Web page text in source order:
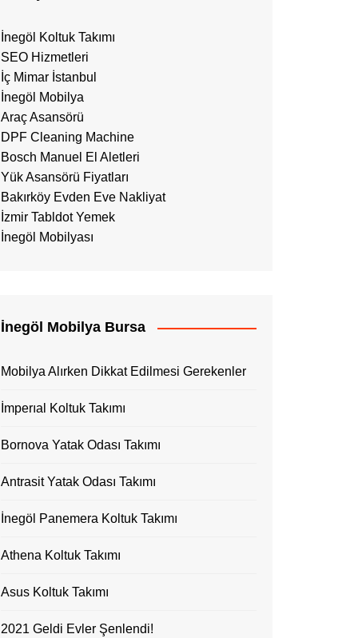
İnegöl Koltuk Takımı
SEO Hizmetleri
İç Mimar İstanbul
İnegöl Mobilya
Araç Asansörü
DPF Cleaning Machine
Bosch Manuel El Aletleri
Yük Asansörü Fiyatları
Bakırköy Evden Eve Nakliyat
İzmir Tabldot Yemek
İnegöl Mobilyası
İnegöl Mobilya Bursa
Mobilya Alırken Dikkat Edilmesi Gerekenler
İmperıal Koltuk Takımı
Bornova Yatak Odası Takımı
Antrasit Yatak Odası Takımı
İnegöl Panemera Koltuk Takımı
Athena Koltuk Takımı
Asus Koltuk Takımı
2021 Geldi Evler Şenlendi!